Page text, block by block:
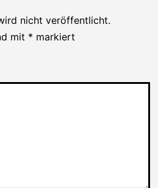
nicht veröffentlicht.
mit * markiert